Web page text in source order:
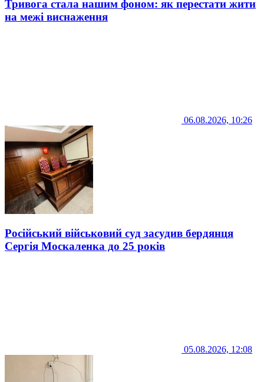
Тривога стала нашим фоном: як перестати жити
на межі виснаження
06.08.2026, 10:26
Російський військовий суд засудив бердянця
Сергія Москаленка до 25 років
05.08.2026, 12:08